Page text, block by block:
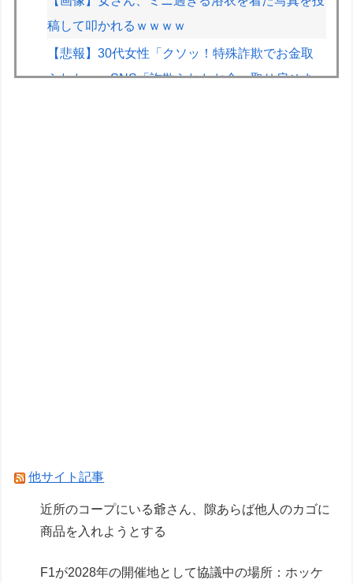
稿して叩かれるｗｗｗｗ
【悲報】30代女性「クソッ！特殊詐欺でお金取
られた…」SNS「詐欺られたお金、取り戻せま
他サイト記事
近所のコープにいる爺さん、隙あらば他人のカゴに
商品を入れようとする
F1が2028年の開催地として協議中の場所：ホッケ